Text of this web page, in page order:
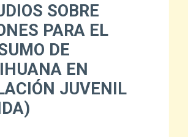
SOBRE
PARA EL
DE
EN
JUVENIL